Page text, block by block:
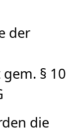
der
§ 10
die